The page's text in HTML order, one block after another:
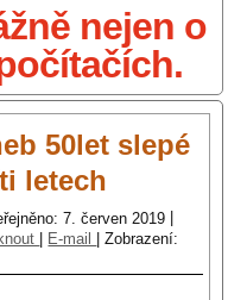
nejen o
50let slepé
letech
7. červen 2019
E-mail |Zobrazení: